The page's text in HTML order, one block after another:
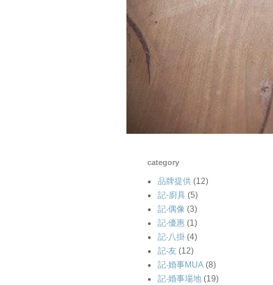
category
品牌提供 (12)
記-廚具 (5)
記‧偶像 (3)
記‧優惠 (1)
記‧八掛 (4)
記‧友 (12)
記‧婚事MUA (8)
記‧婚事場地 (19)